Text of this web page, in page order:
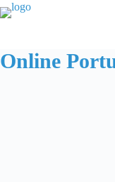
Zum
Inhalt
Online